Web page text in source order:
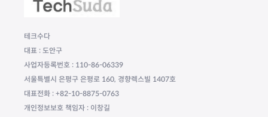
테크수다
대표 : 도안구
사업자등록번호 : 110-86-06339
서울특별시 은평구 은평로 160, 경향렉스빌 1407호
대표전화 : +82-10-8875-0763
개인정보보호 책임자 : 이창길